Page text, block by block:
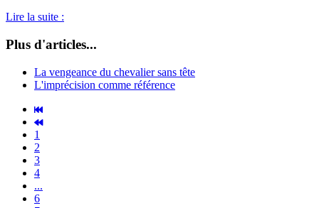
Lire la suite :
Plus d'articles...
La vengeance du chevalier sans tête
L'imprécision comme référence
1
2
3
4
...
6